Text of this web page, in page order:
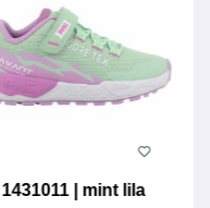
1431011 | mint lila